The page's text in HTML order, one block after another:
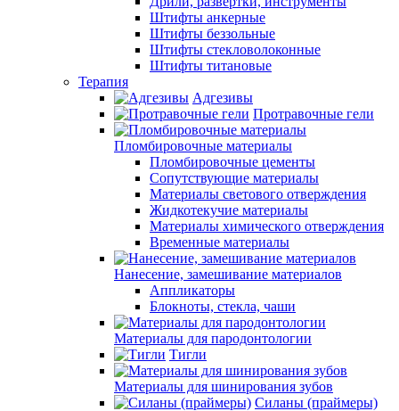
Штифты анкерные
Штифты беззольные
Штифты стекловолоконные
Штифты титановые
Терапия
Адгезивы
Протравочные гели
Пломбировочные материалы
Пломбировочные цементы
Сопутствующие материалы
Материалы светового отверждения
Жидкотекучие материалы
Материалы химического отверждения
Временные материалы
Нанесение, замешивание материалов
Аппликаторы
Блокноты, стекла, чаши
Материалы для пародонтологии
Тигли
Материалы для шинирования зубов
Силаны (праймеры)